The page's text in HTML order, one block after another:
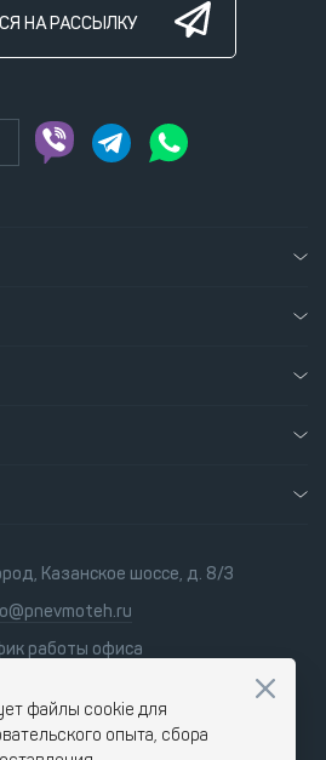
НА РАССЫЛКУ
Казанское шоссе, д. 8/3
работы офиса
вс 9:00 - 18:00
файлы cookie для
опыта, сбора